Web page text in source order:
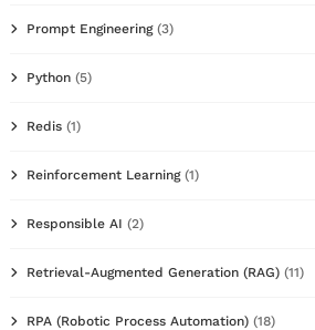
Prompt Engineering(3)
Python (5)
Redis (1)
Reinforcement Learning(1)
Responsible AI (2)
Retrieval-Augmented Generation (RAG) (11)
RPA (Robotic Process Automation) (18)